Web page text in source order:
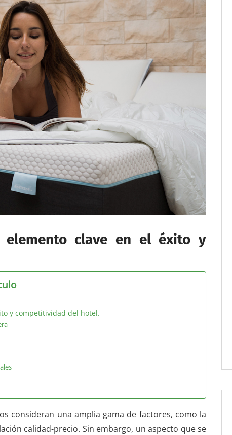
elemento clave en el éxito y
y competitividad del hotel.
consideran una amplia gama de factores, como la
calidad-precio. Sin embargo, un aspecto que se